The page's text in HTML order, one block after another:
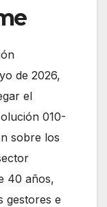
de 2026,
el
010-
sobre los
40 años,
gestores e